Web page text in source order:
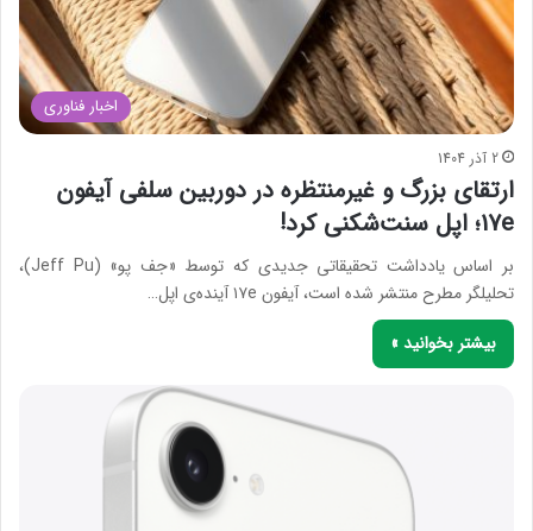
اخبار فناوری
2 آذر 1404
ارتقای بزرگ و غیرمنتظره در دوربین سلفی آیفون
17e؛ اپل سنت‌شکنی کرد!
بر اساس یادداشت تحقیقاتی جدیدی که توسط «جف پو» (Jeff Pu)،
تحلیلگر مطرح منتشر شده است، آیفون ۱۷e آینده‌ی اپل…
بیشتر بخوانید »